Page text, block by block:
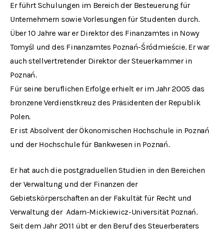
Er führt Schulungen im Bereich der Besteuerung für
Unternehmern sowie Vorlesungen für Studenten durch.
Über 10 Jahre war er Direktor des Finanzamtes in Nowy
Tomyśl und des Finanzamtes Poznań-Śródmieście. Er war
auch stellvertretender Direktor der Steuerkammer in
Poznań.
Für seine beruflichen Erfolge erhielt er im Jahr 2005 das
bronzene Verdienstkreuz des Präsidenten der Republik
Polen.
Er ist Absolvent der Ökonomischen Hochschule in Poznań
und der Hochschule für Bankwesen in Poznań.
Er hat auch die postgraduellen Studien in den Bereichen
der Verwaltung und der Finanzen der
Gebietskörperschaften an der Fakultät für Recht und
Verwaltung der Adam-Mickiewicz-Universität Poznań.
Seit dem Jahr 2011 übt er den Beruf des Steuerberaters